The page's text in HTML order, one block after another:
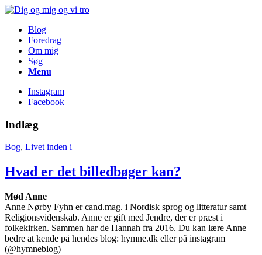
Blog
Foredrag
Om mig
Søg
Menu
Instagram
Facebook
Indlæg
Bog, Livet inden i
Hvad er det billedbøger kan?
Mød Anne
Anne Nørby Fyhn er cand.mag. i Nordisk sprog og litteratur samt
Religionsvidenskab. Anne er gift med Jendre, der er præst i
folkekirken. Sammen har de Hannah fra 2016. Du kan lære Anne
bedre at kende på hendes blog: hymne.dk eller på instagram
(@hymneblog)